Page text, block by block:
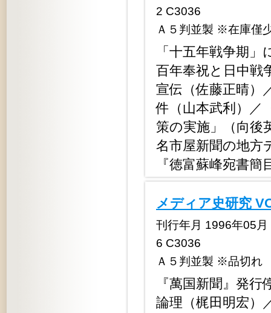
2 C3036
Ａ５判並製 ※在庫僅
「十五年戦争期
百年奉祝と日中戦
宣伝（佐藤正晴）
件（山本武利）／
策の実施」（向後
名市屋新聞の地方
『徳富蘇峰宛書
メディア史研究
刊行年月 1996年05
6 C3036
Ａ５判並製 ※品切れ
『萬国新聞』発
論理（梶田明宏）